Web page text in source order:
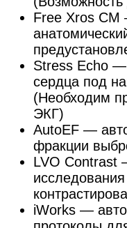
Free Xros
Stress Echo —
сердца под
(Необходим
ЭКГ)
AutoEF —
фракции
LVO Contrast
iWorks —